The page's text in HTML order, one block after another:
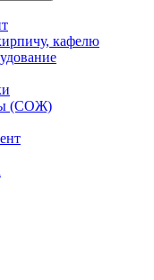
кафелю
(СОЖ)